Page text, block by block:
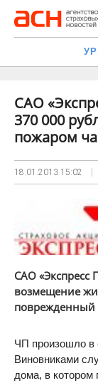
САО
370 000
пожаром
18.01.2013 15:02
САО «Экспресс
возмещение
ЧП произошло в
Виновниками
дома, в котором